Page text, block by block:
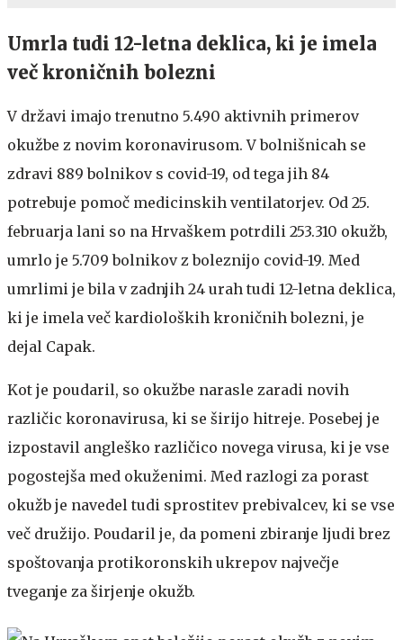
Umrla tudi 12-letna deklica, ki je imela
več kroničnih bolezni
V državi imajo trenutno 5.490 aktivnih primerov
okužbe z novim koronavirusom. V bolnišnicah se
zdravi 889 bolnikov s covid-19, od tega jih 84
potrebuje pomoč medicinskih ventilatorjev. Od 25.
februarja lani so na Hrvaškem potrdili 253.310 okužb,
umrlo je 5.709 bolnikov z boleznijo covid-19. Med
umrlimi je bila v zadnjih 24 urah tudi 12-letna deklica,
ki je imela več kardioloških kroničnih bolezni, je
dejal Capak.
Kot je poudaril, so okužbe narasle zaradi novih
različic koronavirusa, ki se širijo hitreje. Posebej je
izpostavil angleško različico novega virusa, ki je vse
pogostejša med okuženimi. Med razlogi za porast
okužb je navedel tudi sprostitev prebivalcev, ki se vse
več družijo. Poudaril je, da pomeni zbiranje ljudi brez
spoštovanja protikoronskih ukrepov največje
tveganje za širjenje okužb.